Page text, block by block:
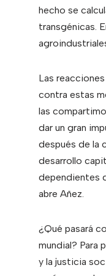
hecho se
transgénicas.
Las
contra estas
las
dar un gran
después de la
desarrollo
dependientes
abre Añez.
¿Qué pasará
mundial? Para
y la justicia